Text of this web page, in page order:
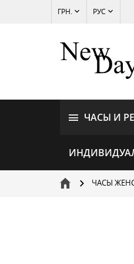
ГРН. РУС
ЧАСЫ И
ЧАСЫ